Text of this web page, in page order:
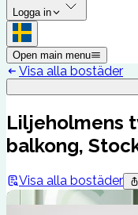
Logga in
Open main menu
Visa alla bostäder
Liljeholmens
balkong,
Visa alla bostäder